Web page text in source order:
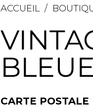
ACCUEIL /
BLEUE
CARTE POSTALE